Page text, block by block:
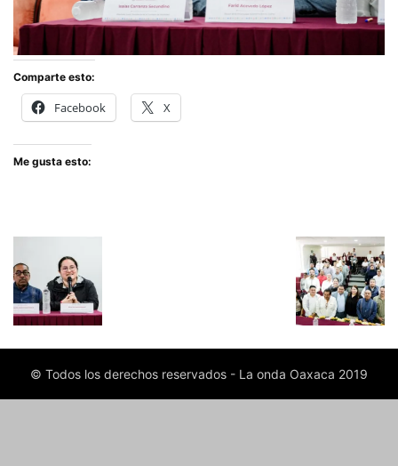
Comparte esto:
Facebook X
Me gusta esto:
© Todos los derechos reservados - La onda Oaxaca 2019